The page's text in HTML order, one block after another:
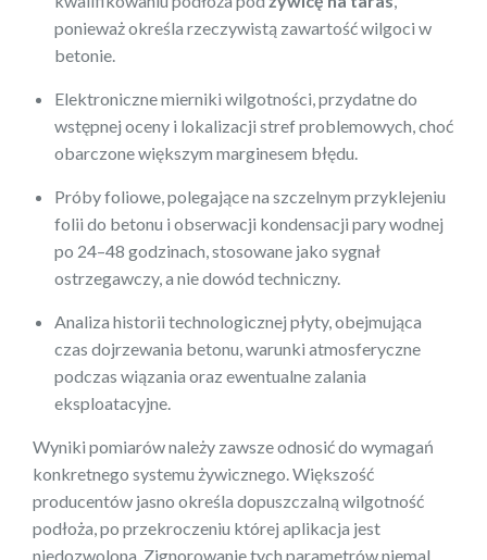
ponieważ określa rzeczywistą zawartość wilgoci w
betonie.
Elektroniczne mierniki wilgotności, przydatne do
wstępnej oceny i lokalizacji stref problemowych, choć
obarczone większym marginesem błędu.
Próby foliowe, polegające na szczelnym przyklejeniu
folii do betonu i obserwacji kondensacji pary wodnej
po 24–48 godzinach, stosowane jako sygnał
ostrzegawczy, a nie dowód techniczny.
Analiza historii technologicznej płyty, obejmująca
czas dojrzewania betonu, warunki atmosferyczne
podczas wiązania oraz ewentualne zalania
eksploatacyjne.
Wyniki pomiarów należy zawsze odnosić do wymagań
konkretnego systemu żywicznego. Większość
producentów jasno określa dopuszczalną wilgotność
podłoża, po przekroczeniu której aplikacja jest
niedozwolona. Zignorowanie tych parametrów niemal